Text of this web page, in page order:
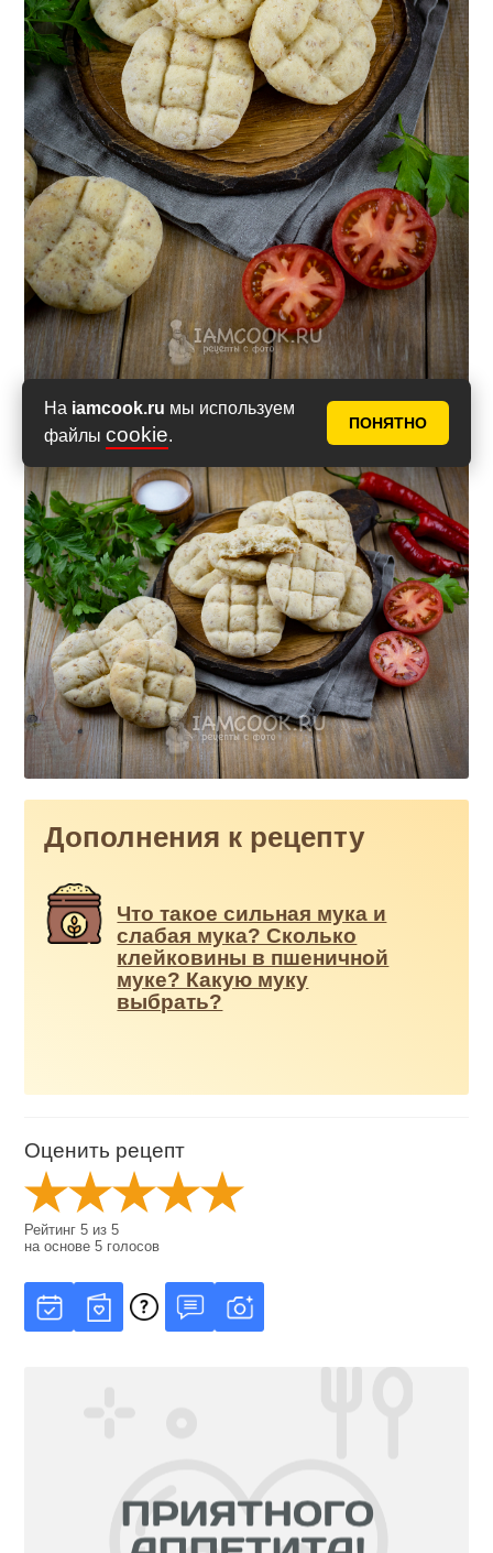
На iamcook.ru мы используем
файлы cookie.
ПОНЯТНО
Дополнения к рецепту
Что такое сильная мука и
слабая мука? Сколько
клейковины в пшеничной
муке? Какую муку
выбрать?
Оценить рецепт
Рейтинг5 из5
на основе5 голосов